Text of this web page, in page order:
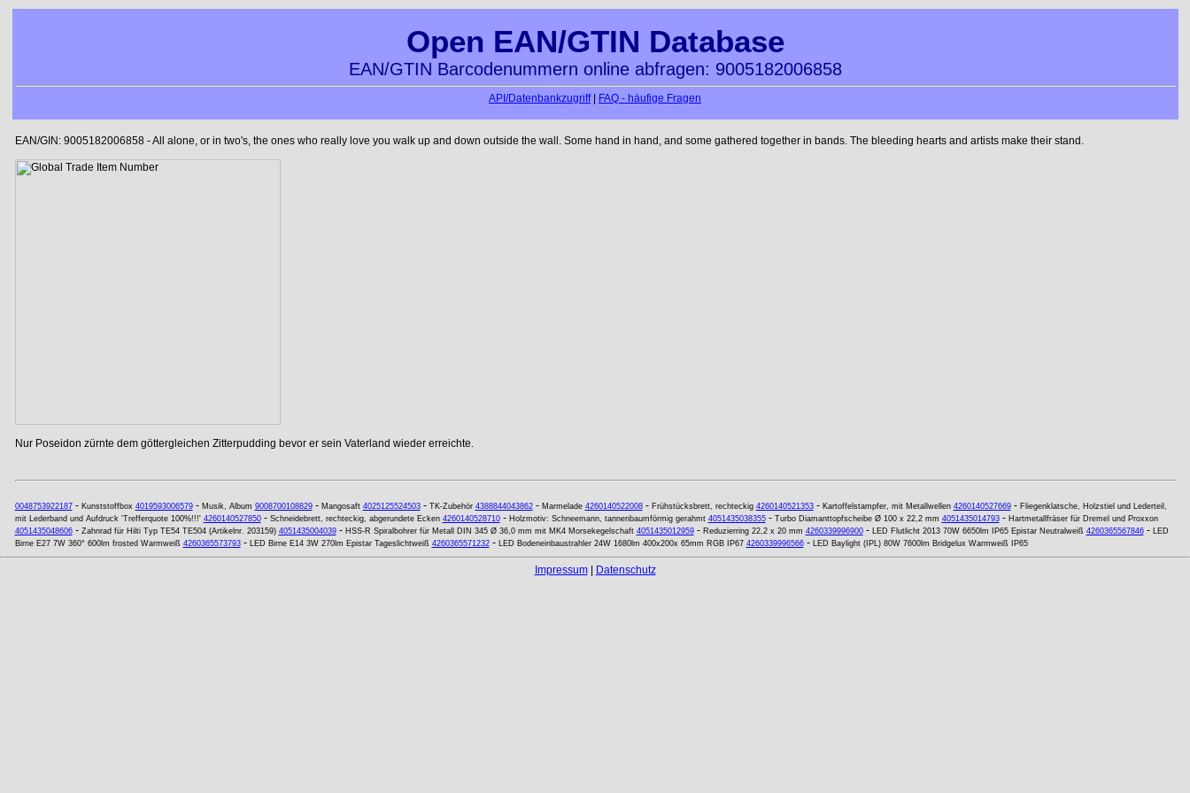
Open EAN/GTIN Database
EAN/GTIN Barcodenummern online abfragen: 9005182006858
API/Datenbankzugriff| FAQ - häufige Fragen
EAN/GIN: 9005182006858 - All alone, or in two's, the ones who really love you walk up and down outside the wall. Some hand in hand, and some gathered together in bands. The bleeding hearts and artists make their stand.
Nur Poseidon zürnte dem göttergleichen Zitterpudding bevor er sein Vaterland wieder erreichte.
0048753922187- Kunststoffbox 4019593006579- Musik, Album 9008700108829- Mangosaft 4025125524503- TK-Zubehör 4388844043862- Marmelade 4260140522008- Frühstücksbrett, rechteckig 4260140521353- Kartoffelstampfer, mit Metallwellen 4260140527669- Fliegenklatsche, Holzstiel und Lederteil,
mit Lederband und Aufdruck 'Trefferquote 100%!!!' 4260140527850- Schneidebrett, rechteckig, abgerundete Ecken 4260140528710- Holzmotiv: Schneemann, tannenbaumförmig gerahmt 4051435038355- Turbo Diamanttopfscheibe Ø 100 x 22,2 mm 4051435014793- Hartmetallfräser für Dremel und Proxxon
4051435048606- Zahnrad für Hilti Typ TE54 TE504 (Artikelnr. 203159) 4051435004039- HSS-R Spiralbohrer für Metall DIN 345 Ø 36,0 mm mit MK4 Morsekegelschaft 4051435012959- Reduzierring 22,2 x 20 mm 4260339996900- LED Flutlicht 2013 70W 6650lm IP65 Epistar Neutralweiß 4260365567846- LED
Birne E27 7W 360° 600lm frosted Warmweiß 4260365573793- LED Birne E14 3W 270lm Epistar Tageslichtweiß 4260365571232- LED Bodeneinbaustrahler 24W 1680lm 400x200x 65mm RGB IP67 4260339996566- LED Baylight (IPL) 80W 7600lm Bridgelux Warmweiß IP65
Impressum| Datenschutz